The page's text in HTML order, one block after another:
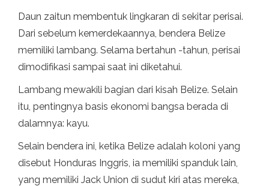
Daun zaitun membentuk lingkaran di sekitar perisai.
Dari sebelum kemerdekaannya, bendera Belize
memiliki lambang. Selama bertahun -tahun, perisai
dimodifikasi sampai saat ini diketahui.
Lambang mewakili bagian dari kisah Belize. Selain
itu, pentingnya basis ekonomi bangsa berada di
dalamnya: kayu.
Selain bendera ini, ketika Belize adalah koloni yang
disebut Honduras Inggris, ia memiliki spanduk lain,
yang memiliki Jack Union di sudut kiri atas mereka,